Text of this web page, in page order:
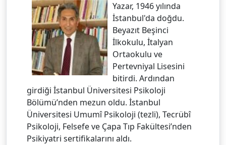
Yazar, 1946 yılında
İstanbul'da doğdu.
Beyazıt Beşinci
İlkokulu, İtalyan
Ortaokulu ve
Pertevniyal Lisesini
bitirdi. Ardından
girdiği İstanbul Üniversitesi Psikoloji
Bölümü’nden mezun oldu. İstanbul
Üniversitesi Umumî Psikoloji (tezli), Tecrübî
Psikoloji, Felsefe ve Çapa Tıp Fakültesi’nden
Psikiyatri sertifikalarını aldı.